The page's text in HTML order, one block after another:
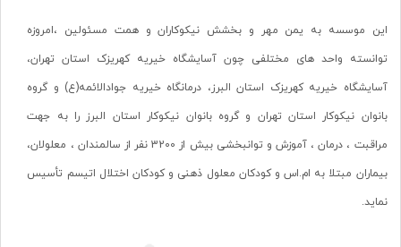
این موسسه به یمن مهر و بخشش نیکوکاران و همت مسئولین ،امروزه
توانسته واحد های مختلفی چون آسایشگاه خیریه کهریزک استان تهران،
آسایشگاه خیریه کهریزک استان البرز، درمانگاه خیریه جوادالائمه(ع) و گروه
بانوان نیکوکار استان تهران و گروه بانوان نیکوکار استان البرز را به جهت
مراقبت ، درمان ، آموزش و توانبخشی بیش از 3200 نفر از سالمندان ، معلولان،
بیماران مبتلا به ام.اس و کودکان معلول ذهنی و کودکان اختلال اتیسم تأسیس
نماید.